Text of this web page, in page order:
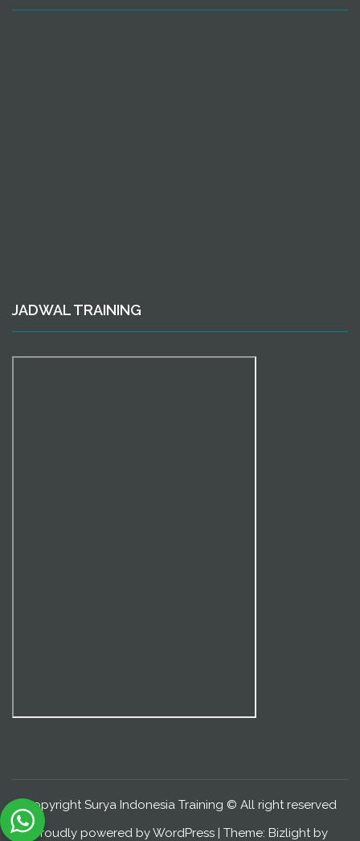
JADWAL TRAINING
Copyright Surya Indonesia Training © All right reserved
Proudly powered by WordPress | Theme: Bizlight by